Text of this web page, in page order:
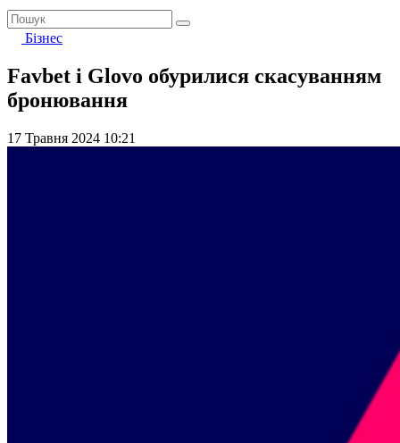
Бізнес
Favbet і Glovo обурилися скасуванням
бронювання
17 Травня 2024 10:21